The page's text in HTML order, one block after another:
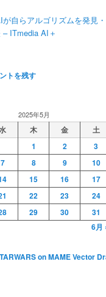
自らアルゴリズムを発見
– ITmedia AI＋
トを残す
2025年5月
木 金 土
1
2 3
7 8 9 10
15 16 17
22 23 24
29 30
31
6月
on MAME Vector